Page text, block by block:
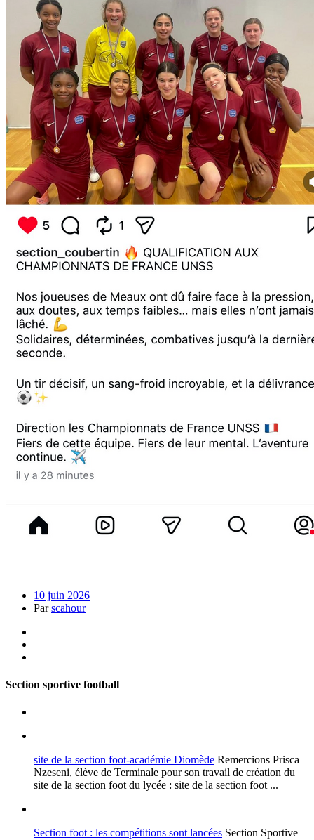
10 juin 2026
Parscahour
Section sportive football
site de la section foot-académie Diomède Remercions Prisca
Nzeseni, élève de Terminale pour son travail de création du
site de la section foot du lycée : site de la section foot ...
Section foot : les compétitions sont lancées Section Sportive